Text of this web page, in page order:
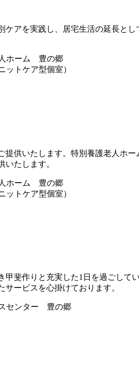
ケアを実践し、居宅生活の延長と
ホーム 豊の郷
トケア型個室）
提供いたします。特別養護老人ホ
いたします。
ホーム 豊の郷
トケア型個室）
甲斐作りと充実した1日を過ごし
ービスを心掛けております。
センター 豊の郷